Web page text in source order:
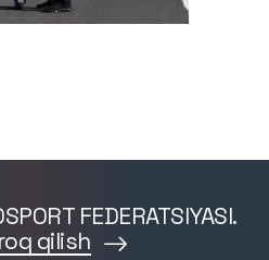
FEDERATSIYASI.
qilish